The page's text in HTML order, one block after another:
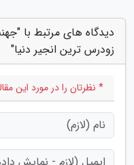
دیدگاه های مرتبط با
زودرس ترین انجیر دنیا"
* نظرتان را در مورد این